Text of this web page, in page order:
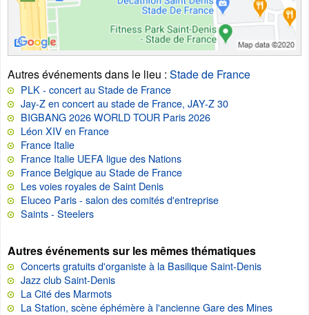
Autres événements dans le lieu : Stade de France
PLK - concert au Stade de France
Jay-Z en concert au stade de France, JAY-Z 30
BIGBANG 2026 WORLD TOUR Paris 2026
Léon XIV en France
France Italie
France Italie UEFA ligue des Nations
France Belgique au Stade de France
Les voies royales de Saint Denis
Eluceo Paris - salon des comités d'entreprise
Saints - Steelers
Autres événements sur les mêmes thématiques
Concerts gratuits d'organiste à la Basilique Saint-Denis
Jazz club Saint-Denis
La Cité des Marmots
La Station, scène éphémère à l'ancienne Gare des Mines